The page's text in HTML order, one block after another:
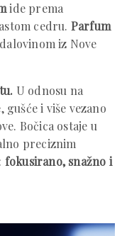
ide prema
cedru. Parfum
iz Nove
U odnosu na
i više vezano
Bočica ostaje u
preciznim
fokusirano, snažno i